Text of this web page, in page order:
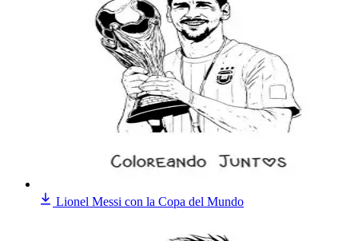
Lionel Messi con la Copa del Mundo